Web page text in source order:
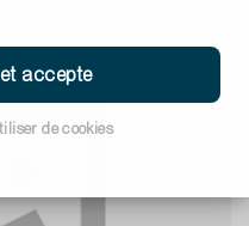
accepte
de cookies